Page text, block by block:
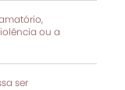
ou a
ser